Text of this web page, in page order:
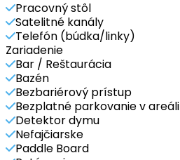
Pracovný stôl
Satelitné kanály
Telefón (búdka/linky)
Zariadenie
Bar / Reštaurácia
Bazén
Bezbariérový prístup
Bezplatné parkovanie v areáli
Detektor dymu
Nefajčiarske
Paddle Board